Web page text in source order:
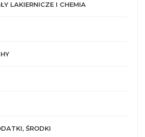
LAKIERNICZE I CHEMIA
ŚRODKI